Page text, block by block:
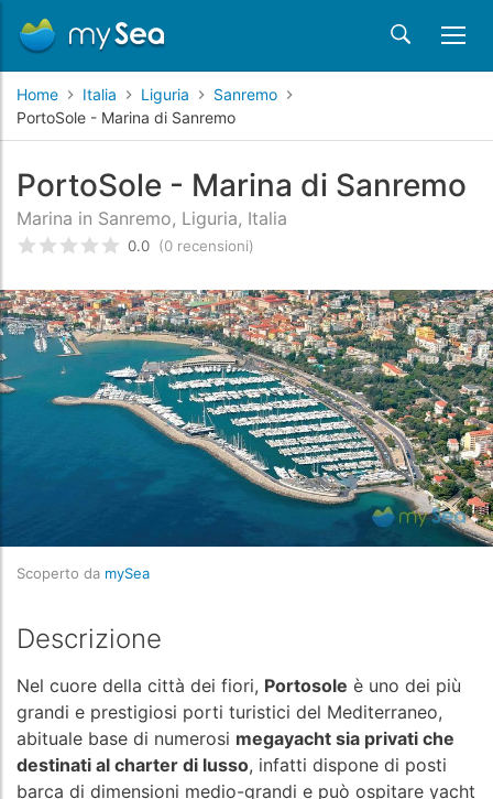
Home Italia Liguria
Sanremo
PortoSole - Marina di Sanremo
PortoSole - Marina di Sanremo
Marina in Sanremo, Liguria, Italia
Valutato0/5 basata surecensioni dei clienti
0.0 (0 recensioni)
Scoperto da mySea
Descrizione
Nel cuore della città dei fiori, Portosole è uno dei più
grandi e prestigiosi porti turistici del Mediterraneo,
abituale base di numerosi megayacht sia privati che
destinati al charter di lusso, infatti dispone di posti
barca di dimensioni medio-grandi e può ospitare yacht